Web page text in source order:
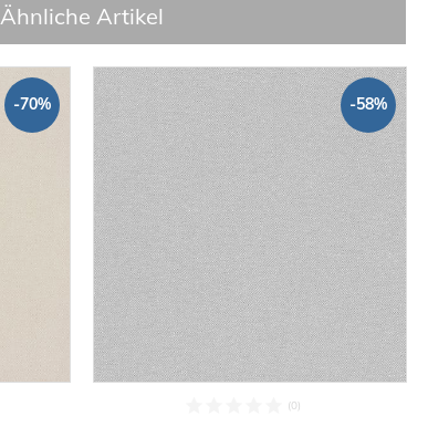
Ähnliche Artikel
-70% -58%